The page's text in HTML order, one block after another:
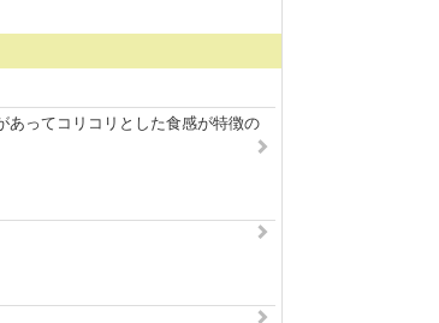
あってコリコリとした食感が特徴の